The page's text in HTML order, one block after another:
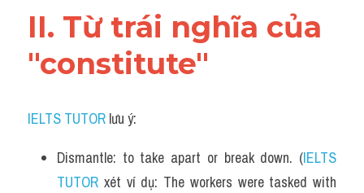
II. Từ trái nghĩa của
"constitute"
IELTS TUTOR lưu ý:
Dismantle: to take apart or break down. (IELTS
TUTOR xét ví dụ: The workers were tasked with